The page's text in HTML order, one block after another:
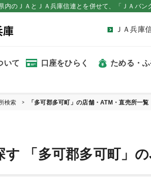
内のＪＡとＪＡ兵庫信連とを併せて、「ＪＡバン
ＪＡ兵庫
いて 口座をひらく ためる・
検索 「多可郡多可町」の店舗・ATM・直売所一覧
す 「多可郡多可町」